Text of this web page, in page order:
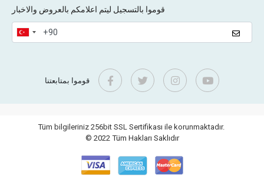
قوموا بالتسجيل ليتم اعلامكم بالعروض والاخبار
قوموا بمتابعتنا
Tüm bilgileriniz 256bit SSL Sertifikası ile korunmaktadır.
© 2022 Tüm Hakları Saklıdır